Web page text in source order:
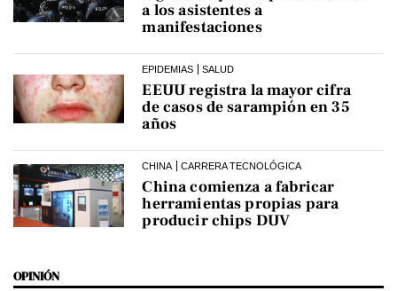
a los asistentes a
manifestaciones
EPIDEMIAS SALUD
EEUU registra la mayor cifra
de casos de sarampión en 35
años
CHINA CARRERA TECNOLÓGICA
China comienza a fabricar
herramientas propias para
producir chips DUV
OPINIÓN